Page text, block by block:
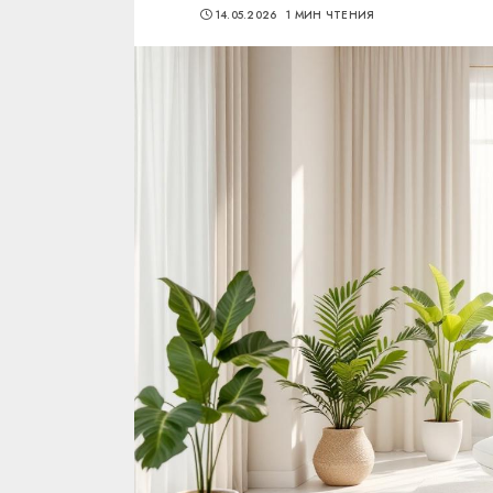
14.05.2026 1 МИН ЧТЕНИЯ